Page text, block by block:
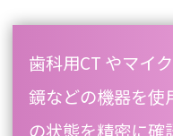
歯科用CT やマイ
鏡などの機器を使
の状態を精密に確